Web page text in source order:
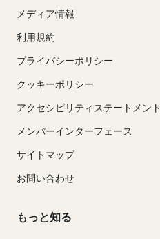
メディア情報
利用規約
プライバシーポリシー
クッキーポリシー
アクセシビリティステートメント
メンバーインターフェース
サイトマップ
お問い合わせ
もっと知る